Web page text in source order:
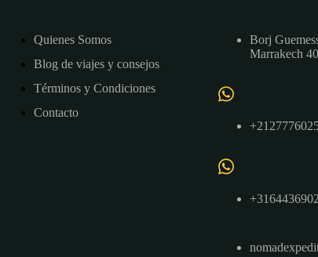
Quienes Somos
Blog de viajes y consejos
Términos y Condiciones
Contacto
Borj
Marrakech